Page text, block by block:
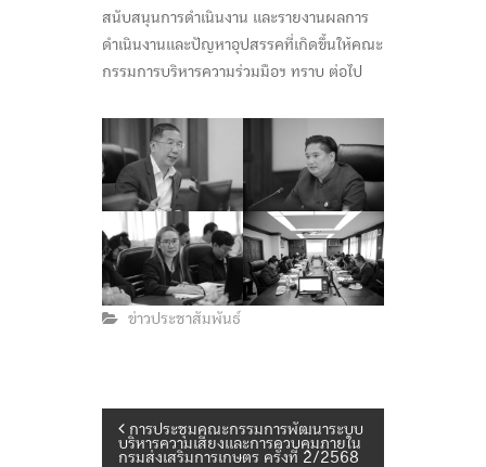
สนับสนุนการดำเนินงาน และรายงานผลการ
ดำเนินงานและปัญหาอุปสรรคที่เกิดขึ้นให้คณะ
กรรมการบริหารความร่วมมือฯ ทราบ ต่อไป
ข่าวประชาสัมพันธ์
แ
การประชุมคณะกรรมการพัฒนาระบบ
บริหารความเสี่ยงและการควบคุมภายใน
กรมส่งเสริมการเกษตร ครั้งที่ 2/2568